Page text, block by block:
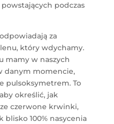
podczas
za
który wdychamy.
mamy w naszych
danym momencie,
pulsoksymetrem. To
określić, jak
czerwone krwinki,
100% nasycenia